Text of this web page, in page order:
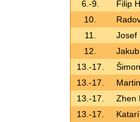
6.-9.
Filip
10.
11.
Josef
12.
13.-17.
13.-17.
13.-17.
Zhen
13.-17.